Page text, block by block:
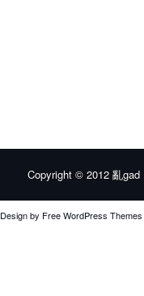
Copyright © 2012 亂gad
Design by Free WordPress Themes